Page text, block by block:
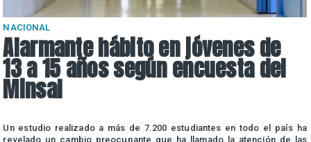
NACIONAL
Alarmante hábito en jóvenes de
13 a 15 años según encuesta del
Minsal
Un estudio realizado a más de 7.200 estudiantes en todo el país ha
revelado un cambio preocupante que ha llamado la atención de las